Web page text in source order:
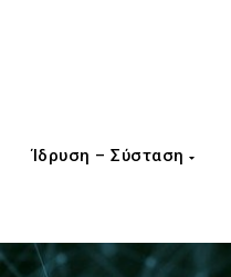
Ίδρυση – Σύσταση